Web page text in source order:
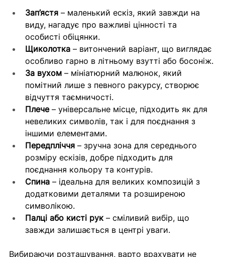
Зап’ястя – маленький ескіз, який завжди на
виду, нагадує про важливі цінності та
особисті обіцянки.
Щиколотка – витончений варіант, що виглядає
особливо гарно в літньому взутті або босоніж.
За вухом – мініатюрний малюнок, який
помітний лише з певного ракурсу, створює
відчуття таємничості.
Плече – універсальне місце, підходить як для
невеликих символів, так і для поєднання з
іншими елементами.
Передпліччя – зручна зона для середнього
розміру ескізів, добре підходить для
поєднання кольору та контурів.
Спина – ідеальна для великих композицій з
додатковими деталями та розширеною
символікою.
Палці або кисті рук – сміливий вибір, що
завжди залишається в центрі уваги.
Вибираючи розташування, варто врахувати не